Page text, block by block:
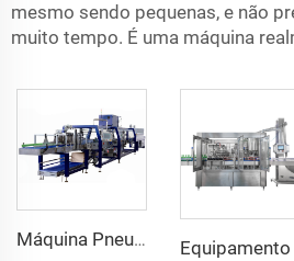
mesmo sendo pequenas, e não
muito tempo. É uma máquina
Máquina Pneumática Automática de Envolvimento por Calor para Alimentos e Bebidas, Condição Nova, para Bandeja Inferior Meio Palete/Vidros/Latas